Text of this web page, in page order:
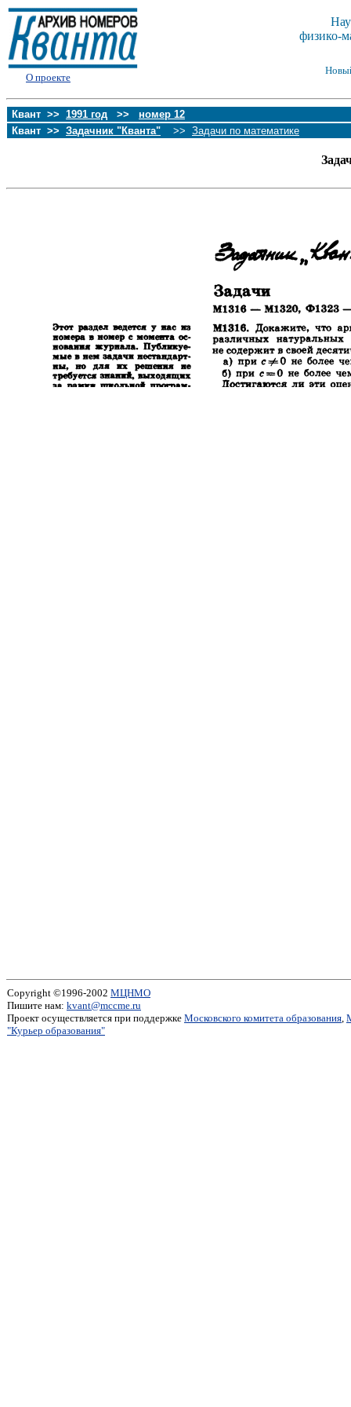
О проекте
физико-
Квант >> 1991 год >> номер 12
Квант >> Задачник "Кванта" >> Задачи по математике
Copyright ©1996-2002 МЦНМО
Пишите нам: kvant@mccme.ru
Проект осуществляется при поддержке Московского комитета образования,
"Курьер образования"